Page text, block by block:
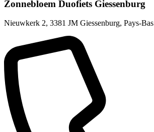
Zonnebloem Duofiets Giessenburg
Nieuwkerk 2, 3381 JM Giessenburg, Pays-Bas